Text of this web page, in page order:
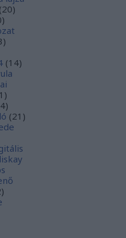
(20)
)
)
(14)
)
)
(21 )
)